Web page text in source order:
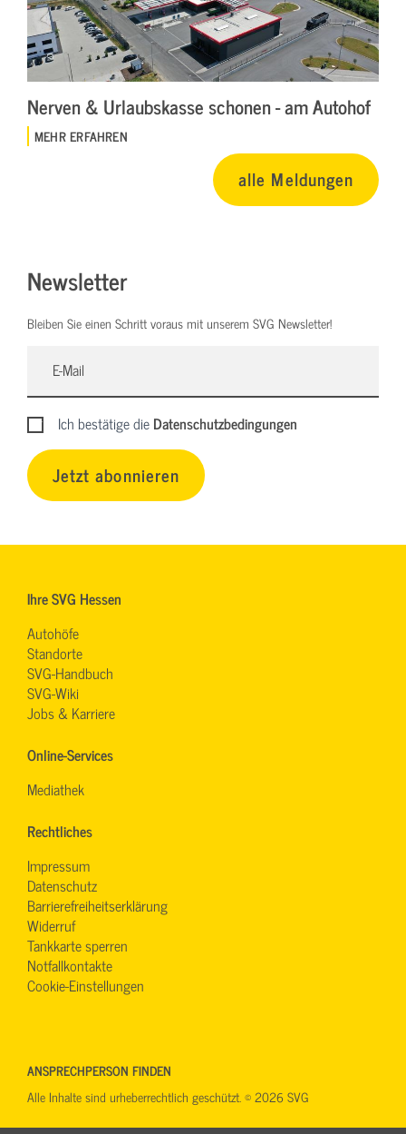
Nerven & Urlaubskasse schonen - am Autohof
MEHR ERFAHREN
alle Meldungen
Newsletter
Bleiben Sie einen Schritt voraus mit unserem SVG Newsletter!
Ich bestätige dieDatenschutzbedingungen
Jetzt abonnieren
Ihre SVG Hessen
Autohöfe
Standorte
SVG-Handbuch
SVG-Wiki
Jobs & Karriere
Online-Services
Mediathek
Rechtliches
Impressum
Datenschutz
Barrierefreiheitserklärung
Widerruf
Tankkarte sperren
Notfallkontakte
Cookie-Einstellungen
ANSPRECHPERSON FINDEN
Alle Inhalte sind urheberrechtlich geschützt. © 2026 SVG